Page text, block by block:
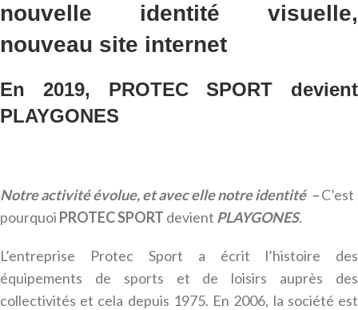
nouvelle identité visuelle,
nouveau site internet
En 2019, PROTEC SPORT devient
PLAYGONES
Notre activité évolue, et avec elle notre identité –C’est
pourquoi PROTEC SPORT devient PLAYGONES.
L’entreprise Protec Sport a écrit l’histoire des
équipements de sports et de loisirs auprès des
collectivités et cela depuis 1975. En 2006, la société est